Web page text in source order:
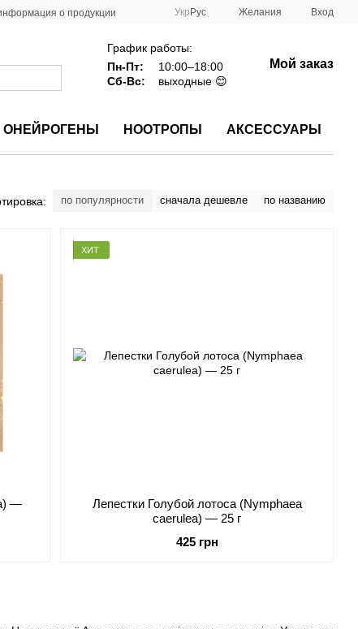
о продукции Укр Рус Желания Вход
График работы:
Пн-Пт:
10:00–18:00
Сб-Вс:
выходные 😊
Мой заказ
ОНЕЙРОГЕНЫ НООТРОПЫ АКСЕССУАРЫ
по популярности сначала дешевле по названию
—
ХИТ
Лепестки Голубой лотоса (Nymphaea
caerulea) — 25 г
425 грн